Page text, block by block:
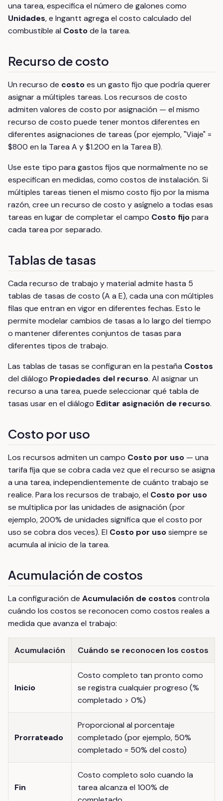
una tarea, especifica el número de galones como
Unidades, e Ingantt agrega el costo calculado del
combustible al Costode la tarea.
Recurso de costo
Un recurso de costoes un gasto fijo que podría querer
asignar a múltiples tareas. Los recursos de costo
admiten valores de costo por asignación — el mismo
recurso de costo puede tener montos diferentes en
diferentes asignaciones de tareas (por ejemplo, "Viaje" =
$800 en la Tarea A y $1.200 en la Tarea B).
Use este tipo para gastos fijos que normalmente no se
especifican en medidas, como costos de instalación. Si
múltiples tareas tienen el mismo costo fijo por la misma
razón, cree un recurso de costo y asígnelo a todas esas
tareas en lugar de completar el campo Costo fijopara
cada tarea por separado.
Tablas de tasas
Cada recurso de trabajo y material admite hasta 5
tablas de tasas de costo (A a E), cada una con múltiples
filas que entran en vigor en diferentes fechas. Esto le
permite modelar cambios de tasas a lo largo del tiempo
o mantener diferentes conjuntos de tasas para
diferentes tipos de trabajo.
Las tablas de tasas se configuran en la pestaña Costos
del diálogo Propiedades del recurso. Al asignar un
recurso a una tarea, puede seleccionar qué tabla de
tasas usar en el diálogo Editar asignación de recurso.
Costo por uso
Los recursos admiten un campo Costo por uso — una
tarifa fija que se cobra cada vez que el recurso se asigna
a una tarea, independientemente de cuánto trabajo se
realice. Para los recursos de trabajo, el Costo por uso
se multiplica por las unidades de asignación (por
ejemplo, 200% de unidades significa que el costo por
uso se cobra dos veces). El Costo por usosiempre se
acumula al inicio de la tarea.
Acumulación de costos
La configuración de Acumulación de costos controla
cuándo los costos se reconocen como costos reales a
medida que avanza el trabajo:
Acumulación Cuándo se reconocen los costos
Inicio
Costo completo tan pronto como
se registra cualquier progreso (%
completado > 0%)
Prorrateado
Proporcional al porcentaje
completado (por ejemplo, 50%
completado = 50% del costo)
Fin
Costo completo solo cuando la
tarea alcanza el 100% de